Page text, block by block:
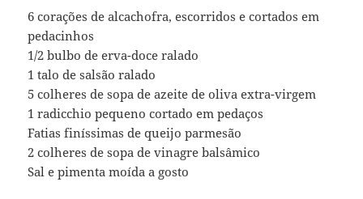
6 corações de alcachofra, escorridos e cortados em
pedacinhos
1/2 bulbo de erva-doce ralado
1 talo de salsão ralado
5 colheres de sopa de azeite de oliva extra-virgem
1 radicchio pequeno cortado em pedaços
Fatias finíssimas de queijo parmesão
2 colheres de sopa de vinagre balsâmico
Sal e pimenta moída a gosto